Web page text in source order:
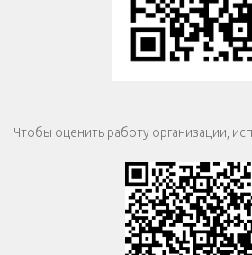
Чтобы оценить работу организации,